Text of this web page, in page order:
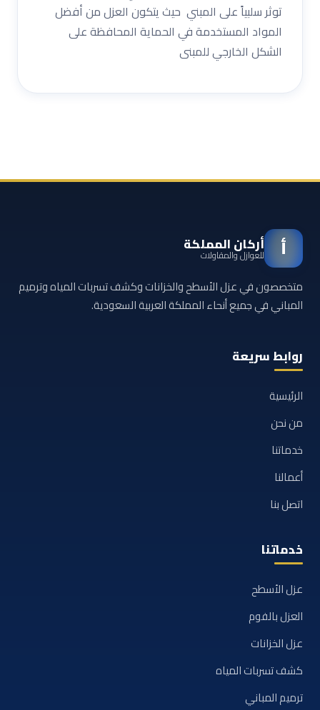
توثر سلبياً على المبني حيث يتكون العزل من أفضل
المواد المستخدمة في الحماية المحافظة على
الشكل الخارجي للمبنى
أ أركان المملكة
للعوازل والمقاولات
متخصصون في عزل الأسطح والخزانات وكشف تسربات المياه وترميم
المباني في جميع أنحاء المملكة العربية السعودية.
روابط سريعة
الرئيسية
من نحن
خدماتنا
أعمالنا
اتصل بنا
خدماتنا
عزل الأسطح
العزل بالفوم
عزل الخزانات
كشف تسربات المياه
ترميم المباني